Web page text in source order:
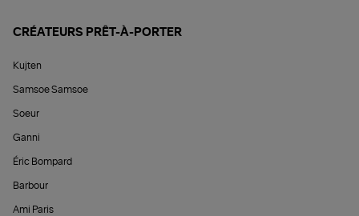
CRÉATEURS PRÊT-À-PORTER
Kujten
Samsoe Samsoe
Soeur
Ganni
Éric Bompard
Barbour
Ami Paris